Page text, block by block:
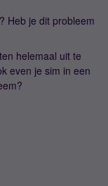
Heb je dit probleem
helemaal uit te
even je sim in een